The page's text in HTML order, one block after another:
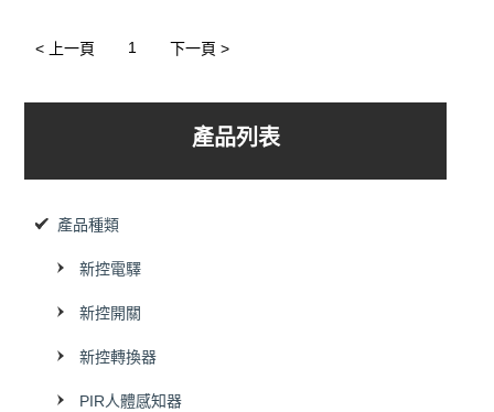
< 上一頁 1 下一頁 >
產品列表
產品種類
新控電驛
新控開關
新控轉換器
PIR人體感知器